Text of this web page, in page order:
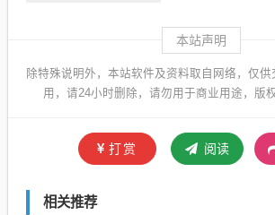
本站声明
除特殊说明外，本站软件及资料取自网络，仅
用，请24小时删除，请勿用于商业用途，版
打赏 阅读
相关推荐